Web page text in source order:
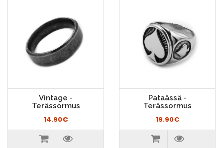
Vintage -
Terässormus
14.90€
Pataässä -
Terässormus
19.90€